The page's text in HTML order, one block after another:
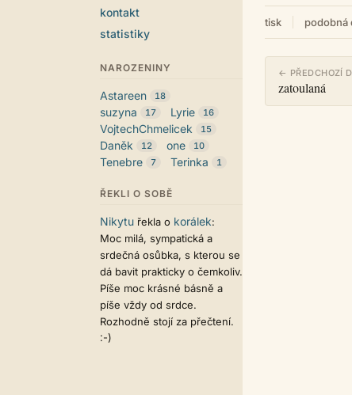
kontakt
statistiky
NAROZENINY
Astareen 18
suzyna 17 Lyrie 16
VojtechChmelicek 15
Daněk 12 one 10
Tenebre 7 Terinka 1
ŘEKLI O SOBĚ
Nikytu řekla o korálek:
Moc milá, sympatická a
srdečná osůbka, s kterou se
dá bavit prakticky o čemkoliv.
Píše moc krásné básně a
píše vždy od srdce.
Rozhodně stojí za přečtení.
:-)
tisk podobná
← PŘEDCHOZÍ
zatoulaná